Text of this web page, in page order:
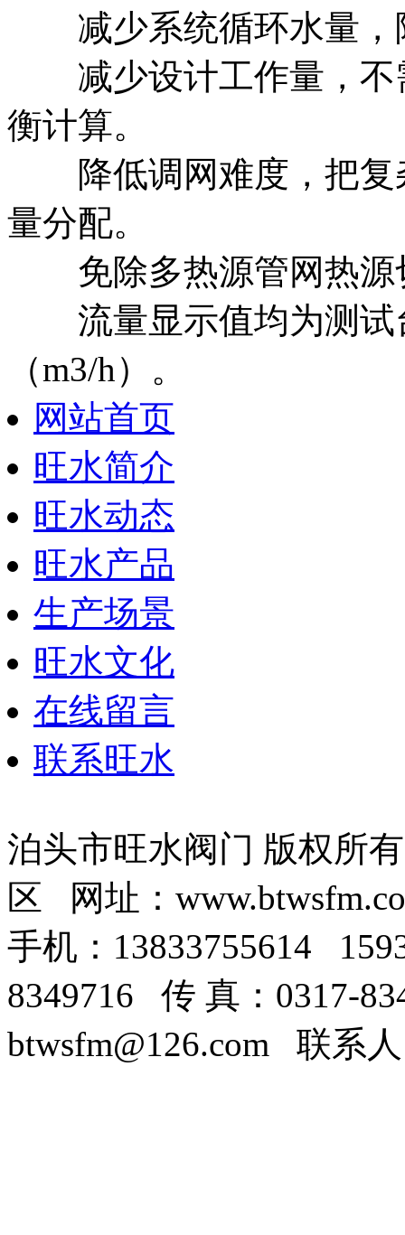
减少系统循环水量，
减少设计工作量，不
衡计算。
降低调网难度，把复
量分配。
免除多热源管网热源
流量显示值均为测试
（m3/h）。
网站首页
旺水简介
旺水动态
旺水产品
生产场景
旺水文化
在线留言
联系旺水
泊头市旺水阀门 版权所
区 网址：
手机：13833755614
8349716 传 真：0317-
btwsfm@126.com 联系